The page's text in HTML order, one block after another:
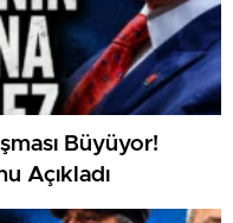
Büyüyor!
Açıkladı